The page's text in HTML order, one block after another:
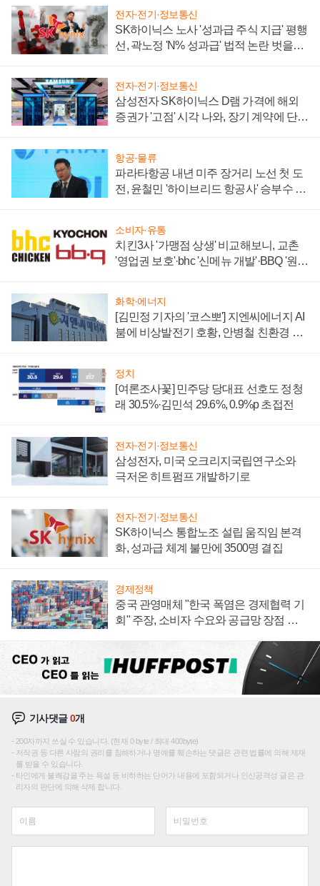
전자·전기·정보통신
SK하이닉스 노사 '성과급 주식 지급' 평행
선, 곽노정 'N% 성과급' 법적 논란 벗을지
전자·전기·정보통신
삼성전자 SK하이닉스 D램 가격에 해외
증권가 '고점' 시각 나와, 장기 계약에 단점
항공·물류
파라타항공 내년 미주 장거리 노선 첫 도
전, 윤철민 '하이브리드 항공사' 승부수 통
소비자·유통
치킨3사 '가맹점 상생' 비교해보니, 교촌
'영업권 보호'·bhc '신메뉴 개발'·BBQ '원가
화학·에너지
[김민정 기자의 '코스뽀'] 지엔씨에너지 AI
붐에 비상발전기 호황, 안병철 친환경 에
정치
[여론조사꽃] 민주당 당대표 선호도 정청
래 30.5%·김민석 29.6%, 0.9%p 초접전
전자·전기·정보통신
삼성전자, 미국 오크리지국립연구소와
극저온 히트펌프 개발하기로
전자·전기·정보통신
SK하이닉스 통합노조 설립 움직임 본격
화, 성과급 체계 불만에 3500명 결집
경제정책
중국 관영매체 "한국 폭염은 경제협력 기
회" 주장, 소비자 수요와 공급망 장점 강
기사댓글0개
200자까지 쓰실 수 있습니다. (현재 0 byte / 최대 400byte)
저작권 등 다른 사람의 권리를 침해하거나 명예를 훼손하는 댓글은 관련 법률에 의해 제재
를 받을 수 있습니다.
타인에게 불쾌감을 주는 욕설 등 비하하는 단어가 내용에 포함되거나 인신공격성 글은 관
리자의 판단에 의해 삭제 합니다.